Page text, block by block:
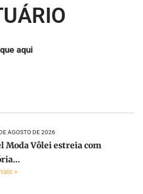
aqui
AGOSTO DE 2026
Moda Vôlei estreia com
»